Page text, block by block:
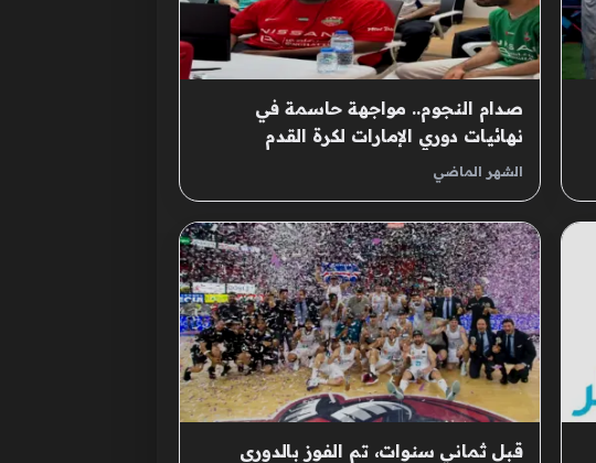
صدام النجوم.. مواجهة حاسمة في
نهائيات دوري الإمارات لكرة القدم
الإلكترونية
الشهر الماضي
قبل ثماني سنوات، تم الفوز بالدوري